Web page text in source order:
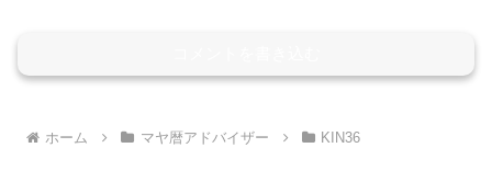
ホーム マヤ暦アドバイザー KIN36